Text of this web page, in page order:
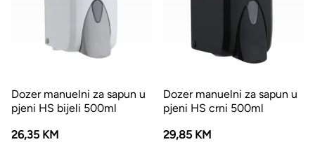
Dozer manuelni za sapun u
pjeni HS bijeli 500ml
26,35 KM
Dozer manuelni za sapun u
pjeni HS crni 500ml
29,85 KM